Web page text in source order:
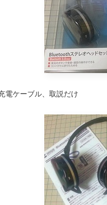
電ケーブル、取説だけ